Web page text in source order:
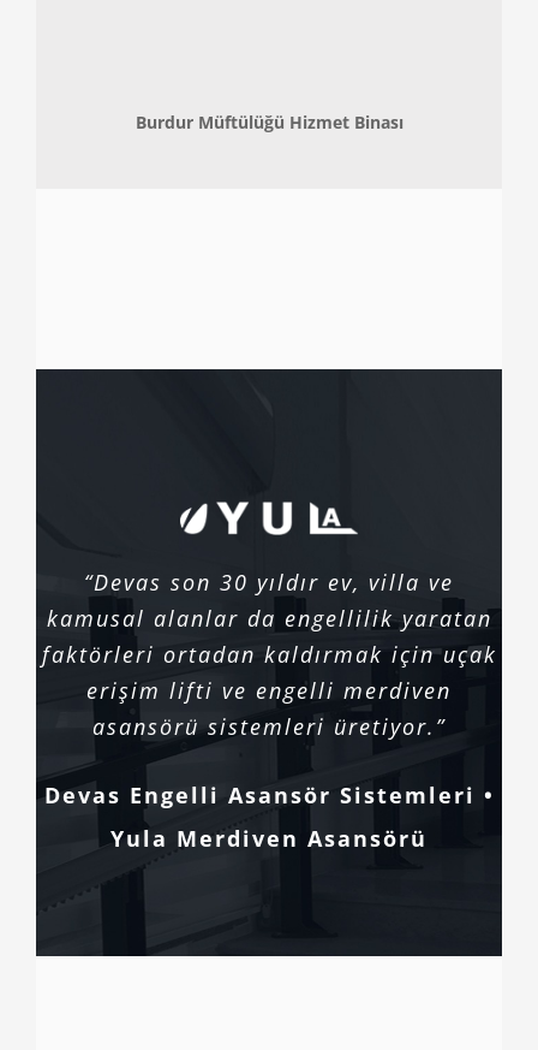
Burdur Müftülüğü Hizmet Binası
“Devas son 30 yıldır ev, villa ve
kamusal alanlar da engellilik yaratan
faktörleri ortadan kaldırmak için uçak
erişim lifti ve engelli merdiven
asansörü sistemleri üretiyor.”
Devas Engelli Asansör Sistemleri •
Yula Merdiven Asansörü